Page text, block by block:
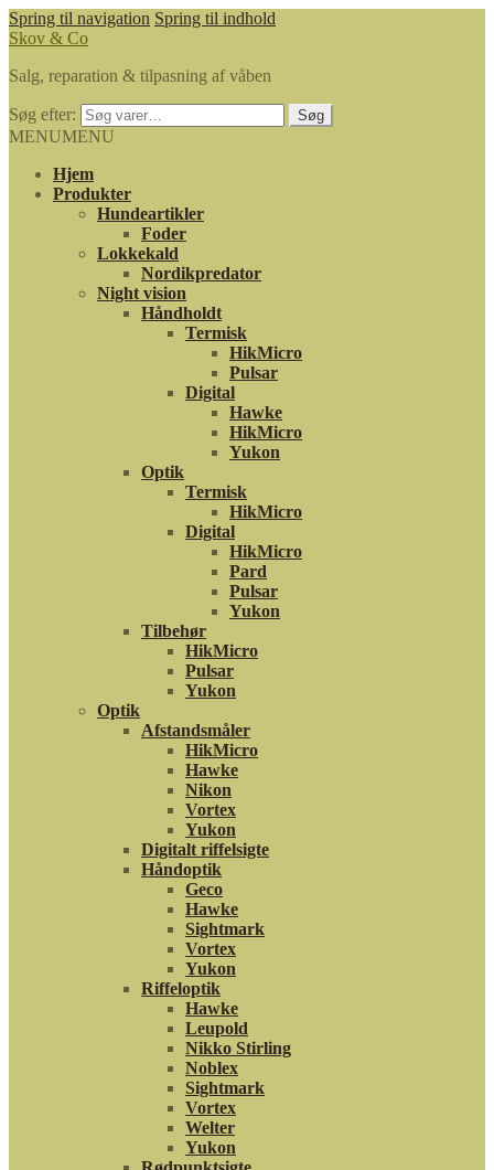
Spring til navigation Spring til indhold
Skov & Co
Salg, reparation & tilpasning af våben
Søg efter: Søg
MENUMENU
Hjem
Produkter
Hundeartikler
Foder
Lokkekald
Nordikpredator
Night vision
Håndholdt
Termisk
HikMicro
Pulsar
Digital
Hawke
HikMicro
Yukon
Optik
Termisk
HikMicro
Digital
HikMicro
Pard
Pulsar
Yukon
Tilbehør
HikMicro
Pulsar
Yukon
Optik
Afstandsmåler
HikMicro
Hawke
Nikon
Vortex
Yukon
Digitalt riffelsigte
Håndoptik
Geco
Hawke
Sightmark
Vortex
Yukon
Riffeloptik
Hawke
Leupold
Nikko Stirling
Noblex
Sightmark
Vortex
Welter
Yukon